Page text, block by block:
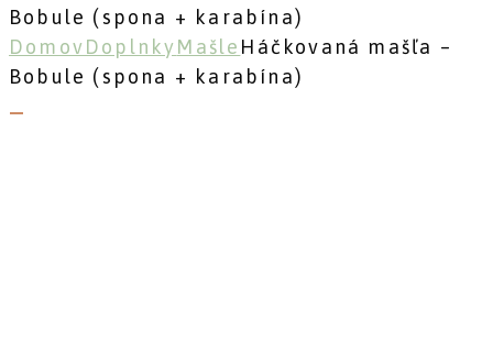
Bobule (spona + karabína)
Domov Doplnky Mašle Háčkovaná mašľa –
Bobule (spona + karabína)